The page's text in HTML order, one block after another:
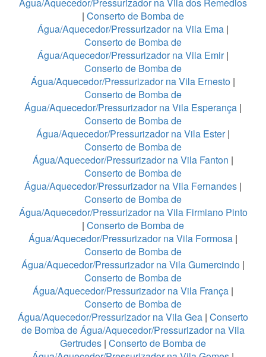
Água/Aquecedor/Pressurizador na Vila dos Remedios
| Conserto de Bomba de
Água/Aquecedor/Pressurizador na Vila Ema |
Conserto de Bomba de
Água/Aquecedor/Pressurizador na Vila Emir|
Conserto de Bomba de
Água/Aquecedor/Pressurizador na Vila Ernesto |
Conserto de Bomba de
Água/Aquecedor/Pressurizador na Vila Esperança |
Conserto de Bomba de
Água/Aquecedor/Pressurizador na Vila Ester|
Conserto de Bomba de
Água/Aquecedor/Pressurizador na Vila Fanton |
Conserto de Bomba de
Água/Aquecedor/Pressurizador na Vila Fernandes |
Conserto de Bomba de
Água/Aquecedor/Pressurizador na Vila Firmiano Pinto
| Conserto de Bomba de
Água/Aquecedor/Pressurizador na Vila Formosa |
Conserto de Bomba de
Água/Aquecedor/Pressurizador na Vila Gumercindo |
Conserto de Bomba de
Água/Aquecedor/Pressurizador na Vila França |
Conserto de Bomba de
Água/Aquecedor/Pressurizador na Vila Gea | Conserto
de Bomba de Água/Aquecedor/Pressurizador na Vila
Gertrudes | Conserto de Bomba de